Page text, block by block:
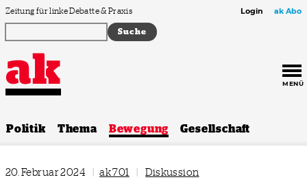
Zum Inhalt springen
Zeitung für linke Debatte & Praxis Login ak Abo
MENÜ
Politik Thema Bewegung Gesellschaft
20. Februar 2024 | ak 701 | Diskussion